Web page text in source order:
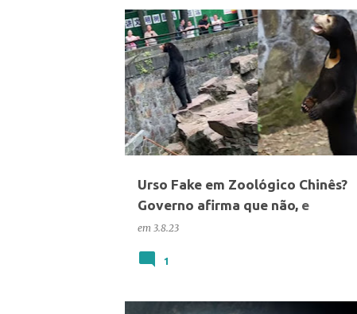
Urso Fake em Zoológico Chinês?
Governo afirma que não, e
especialistas esclarecem o assunto
em 3.8.23
ANIMAIS CIÊNCIA
1